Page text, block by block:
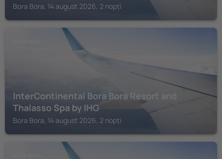
Bora Bora, 14 august 2026, 2 nopți
InterContinental Bora Bora Resort and
Thalasso Spa by IHG
Bora Bora, 14 august 2026, 2 nopți